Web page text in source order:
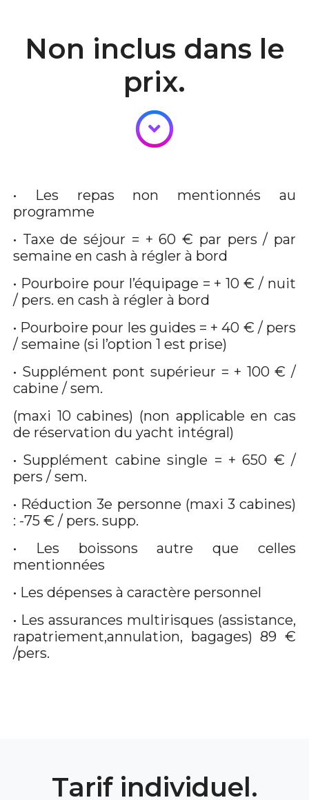
Non inclus dans le
prix.
• Les repas non mentionnés au
programme
• Taxe de séjour = + 60 € par pers / par
semaine en cash à régler à bord
• Pourboire pour l’équipage = + 10 € / nuit
/ pers. en cash à régler à bord
• Pourboire pour les guides = + 40 € / pers
/ semaine (si l’option 1 est prise)
• Supplément pont supérieur = + 100 € /
cabine / sem.
(maxi 10 cabines) (non applicable en cas
de réservation du yacht intégral)
• Supplément cabine single = + 650 € /
pers / sem.
• Réduction 3e personne (maxi 3 cabines)
: -75 € / pers. supp.
• Les boissons autre que celles
mentionnées
• Les dépenses à caractère personnel
• Les assurances multirisques (assistance,
rapatriement,annulation, bagages) 89 €
/pers.
Tarif individuel.